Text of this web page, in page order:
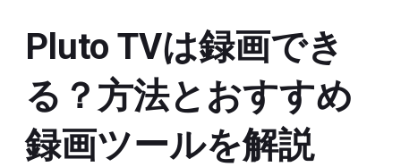
Pluto TVは録画でき
る？方法とおすすめ
録画ツールを解説